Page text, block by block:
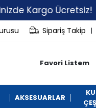
Ücretsiz!
Sipariş Takip |
Favori Listem
AKSESUARLAR